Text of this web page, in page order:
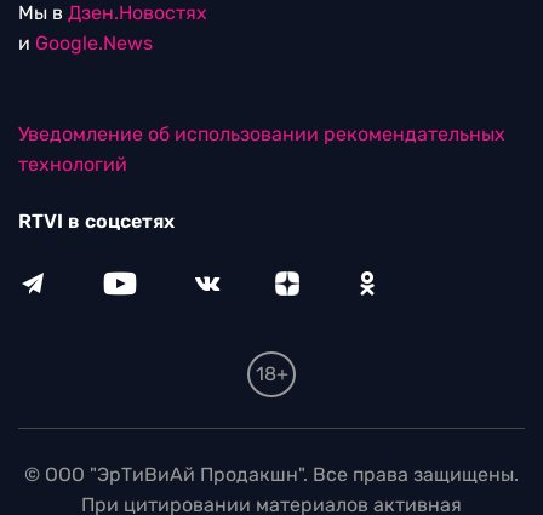
Мы в Дзен.Новостях
и Google.News
Уведомление об использовании рекомендательных
технологий
RTVI в соцсетях
18+
© ООО "ЭрТиВиАй Продакшн". Все права защищены.
При цитировании материалов активная